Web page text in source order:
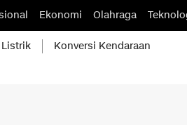
Ekonomi Olahraga
Listrik Konversi Kendaraan